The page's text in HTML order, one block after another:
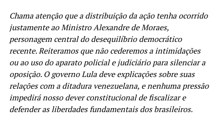
Chama atenção que a distribuição da ação tenha ocorrido
justamente ao Ministro Alexandre de Moraes,
personagem central do desequilíbrio democrático
recente. Reiteramos que não cederemos a intimidações
ou ao uso do aparato policial e judiciário para silenciar a
oposição. O governo Lula deve explicações sobre suas
relações com a ditadura venezuelana, e nenhuma pressão
impedirá nosso dever constitucional de fiscalizar e
defender as liberdades fundamentais dos brasileiros.